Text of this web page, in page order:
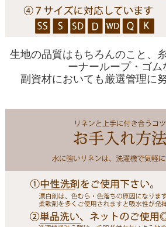
生地の品質はもちろんのこと、
ーナーループ・ゴム
副資材においても厳選管理に